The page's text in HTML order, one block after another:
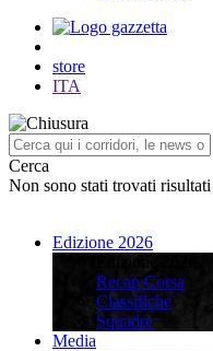
store
ITA
Cerca
Non sono stati trovati
Edizione 2026
Recap Corsa
Classifiche
Squadre
Media